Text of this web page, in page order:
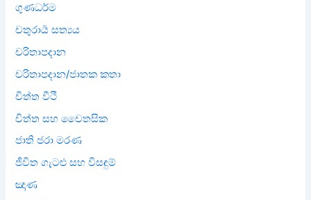
ගුණධර්ම
චතුරාර්‍ය සත්‍යය
චරිතාපදාන
චරිතාපදාන/ජාතක කතා
චිත්ත වීථි
චිත්ත සහ චෛතසික
ජාති ජරා මරණ
ජීවිත ගැටළු සහ විසඳුම්
ඤාණ